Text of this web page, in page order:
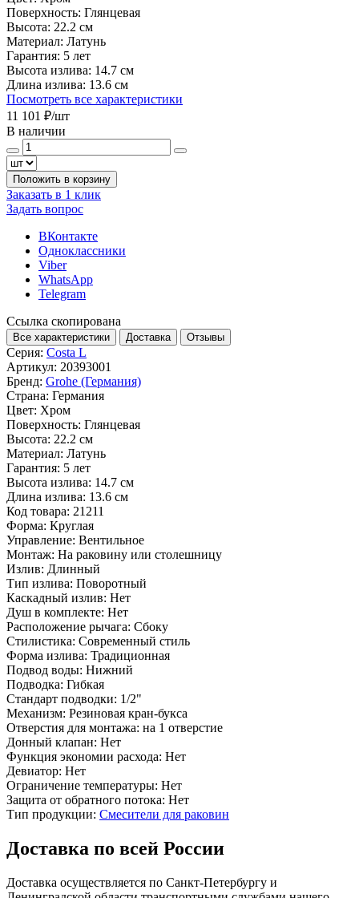
Поверхность: Глянцевая
Высота: 22.2 см
Материал: Латунь
Гарантия: 5 лет
Высота излива: 14.7 см
Длина излива: 13.6 см
Посмотреть все характеристики
11 101 ₽/шт
В наличии
Положить в корзину
Заказать в 1 клик
Задать вопрос
ВКонтакте
Одноклассники
Viber
WhatsApp
Telegram
Ссылка скопирована
Все характеристики Доставка Отзывы
Серия: Costa L
Артикул: 20393001
Бренд: Grohe (Германия)
Страна: Германия
Цвет: Хром
Поверхность: Глянцевая
Высота: 22.2 см
Материал: Латунь
Гарантия: 5 лет
Высота излива: 14.7 см
Длина излива: 13.6 см
Код товара: 21211
Форма: Круглая
Управление: Вентильное
Монтаж: На раковину или столешницу
Излив: Длинный
Тип излива: Поворотный
Каскадный излив: Нет
Душ в комплекте: Нет
Расположение рычага: Сбоку
Стилистика: Современный стиль
Форма излива: Традиционная
Подвод воды: Нижний
Подводка: Гибкая
Стандарт подводки: 1/2"
Механизм: Резиновая кран-букса
Отверстия для монтажа: на 1 отверстие
Донный клапан: Нет
Функция экономии расхода: Нет
Девиатор: Нет
Ограничение температуры: Нет
Защита от обратного потока: Нет
Тип продукции: Смесители для раковин
Доставка по всей России
Доставка осуществляется по Санкт-Петербургу и